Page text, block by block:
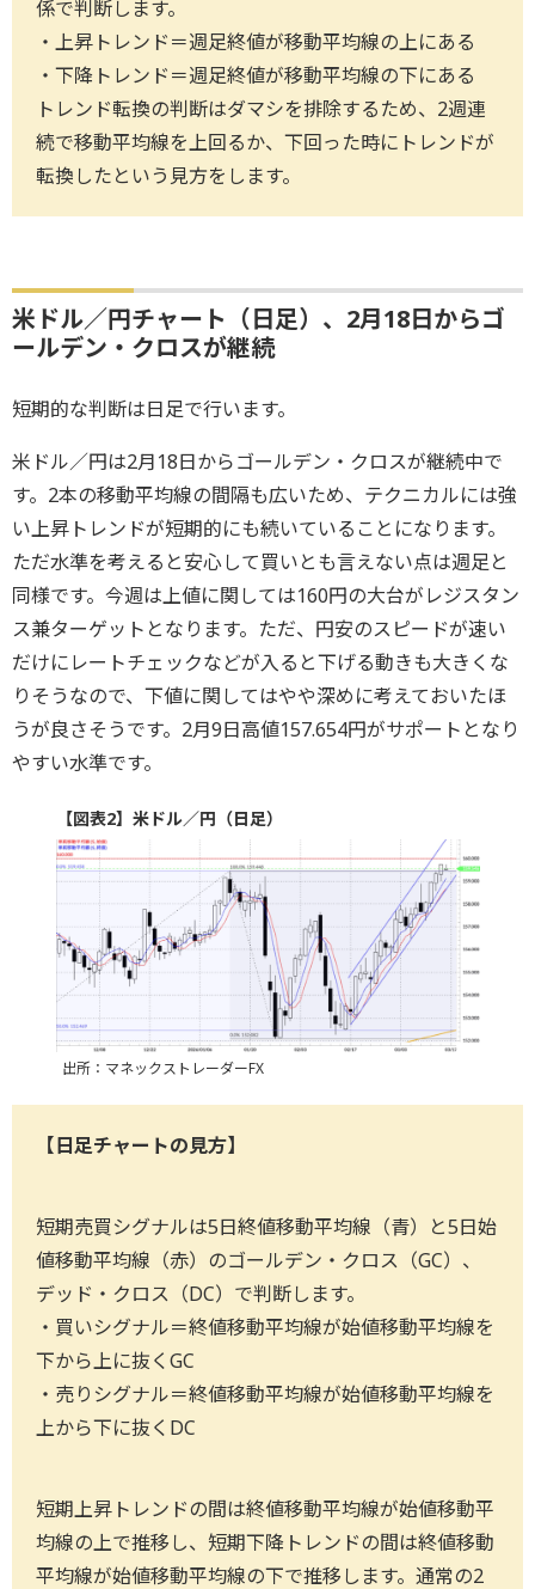
係で判断します。
・上昇トレンド＝週足終値が移動平均線の上にある
・下降トレンド＝週足終値が移動平均線の下にある
トレンド転換の判断はダマシを排除するため、2週連
続で移動平均線を上回るか、下回った時にトレンドが
転換したという見方をします。
米ドル／円チャート（日足）、2月18日からゴ
ールデン・クロスが継続
短期的な判断は日足で行います。
米ドル／円は2月18日からゴールデン・クロスが継続中で
す。2本の移動平均線の間隔も広いため、テクニカルには強
い上昇トレンドが短期的にも続いていることになります。
ただ水準を考えると安心して買いとも言えない点は週足と
同様です。今週は上値に関しては160円の大台がレジスタン
ス兼ターゲットとなります。ただ、円安のスピードが速い
だけにレートチェックなどが入ると下げる動きも大きくな
りそうなので、下値に関してはやや深めに考えておいたほ
うが良さそうです。2月9日高値157.654円がサポートとなり
やすい水準です。
【図表2】米ドル／円（日足）
出所：マネックストレーダーFX
【日足チャートの見方】
短期売買シグナルは5日終値移動平均線（青）と5日始
値移動平均線（赤）のゴールデン・クロス（GC）、
デッド・クロス（DC）で判断します。
・買いシグナル＝終値移動平均線が始値移動平均線を
下から上に抜くGC
・売りシグナル＝終値移動平均線が始値移動平均線を
上から下に抜くDC
短期上昇トレンドの間は終値移動平均線が始値移動平
均線の上で推移し、短期下降トレンドの間は終値移動
平均線が始値移動平均線の下で推移します。通常の2